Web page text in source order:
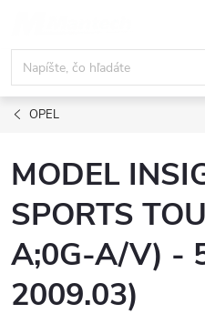
obsah
OPEL
MODEL
SPORTS
A;0G-A/V) -
2009.03)